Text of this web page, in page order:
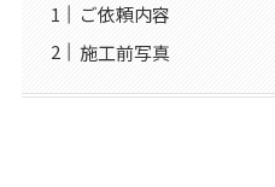
ご依頼内容
施工前写真